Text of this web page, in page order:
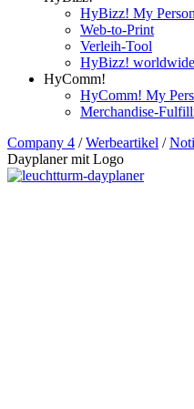
HyBizz! My
Web-to-Print
Verleih-Tool
HyBizz! worldwide
HyComm!
HyComm! My
Merchandise-
Company 4 / Werbeartikel /
Dayplaner mit Logo